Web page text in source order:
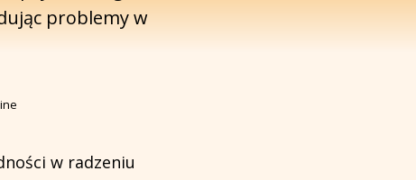
problemy w
w radzeniu